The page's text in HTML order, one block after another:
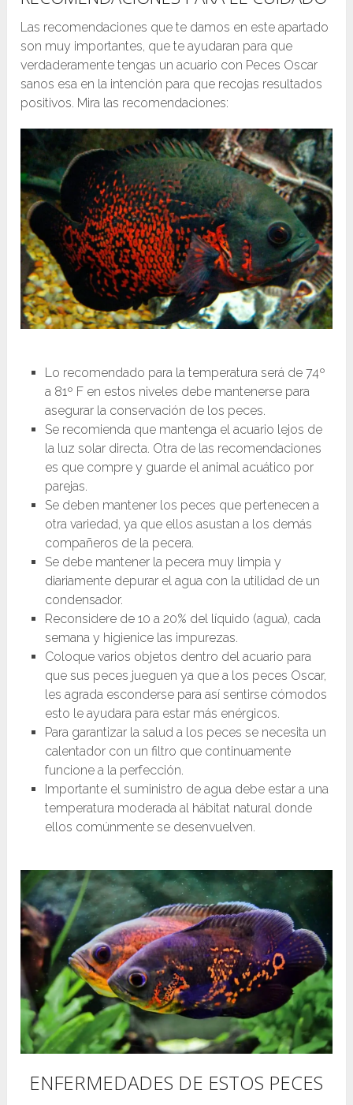
Las recomendaciones que te damos en este apartado
son muy importantes, que te ayudaran para que
verdaderamente tengas un acuario con Peces Oscar
sanos esa en la intención para que recojas resultados
positivos. Mira las recomendaciones:
Lo recomendado para la temperatura será de 74º
a 81º F en estos niveles debe mantenerse para
asegurar la conservación de los peces.
Se recomienda que mantenga el acuario lejos de
la luz solar directa. Otra de las recomendaciones
es que compre y guarde el animal acuático por
parejas.
Se deben mantener los peces que pertenecen a
otra variedad, ya que ellos asustan a los demás
compañeros de la pecera.
Se debe mantener la pecera muy limpia y
diariamente depurar el agua con la utilidad de un
condensador.
Reconsidere de 10 a 20% del líquido (agua), cada
semana y higienice las impurezas.
Coloque varios objetos dentro del acuario para
que sus peces jueguen ya que a los peces Oscar,
les agrada esconderse para así sentirse cómodos
esto le ayudara para estar más enérgicos.
Para garantizar la salud a los peces se necesita un
calentador con un filtro que continuamente
funcione a la perfección.
Importante el suministro de agua debe estar a una
temperatura moderada al hábitat natural donde
ellos comúnmente se desenvuelven.
ENFERMEDADES DE ESTOS PECES